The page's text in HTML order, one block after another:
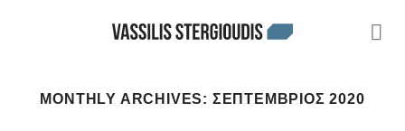
MONTHLY ARCHIVES: ΣΕΠΤΈΜΒΡΙΟΣ 2020